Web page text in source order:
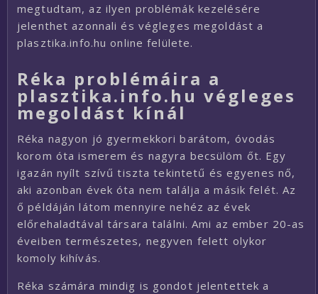
megtudtam, az ilyen problémák kezelésére
jelenthet azonnali és végleges megoldást a
plasztika.info.hu online felülete.
Réka problémáira a
plasztika.info.hu végleges
megoldást kínál
Réka nagyon jó gyermekkori barátom, óvodás
korom óta ismerem és nagyra becsülöm őt. Egy
igazán nyílt szívű tiszta tekintetű és egyenes nő,
aki azonban évek óta nem találja a másik felét. Az
ő példáján látom mennyire nehéz az évek
előrehaladtával társara találni. Ami az ember 20-as
éveiben természetes, negyven felett olykor
komoly kihívás.
Réka számára mindig is gondot jelentettek a